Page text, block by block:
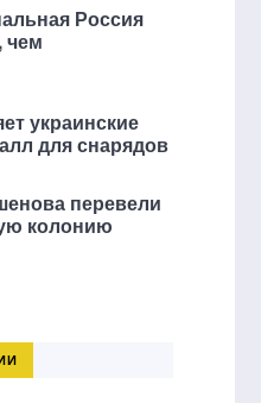
Россия
чем
украинские
для снарядов
перевели
колонию